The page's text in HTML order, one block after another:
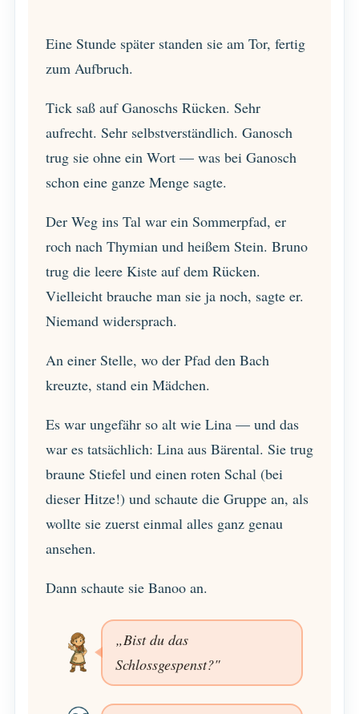
Eine Stunde später standen sie am Tor, fertig
zum Aufbruch.
Tick saß auf Ganoschs Rücken. Sehr
aufrecht. Sehr selbstverständlich. Ganosch
trug sie ohne ein Wort — was bei Ganosch
schon eine ganze Menge sagte.
Der Weg ins Tal war ein Sommerpfad, er
roch nach Thymian und heißem Stein. Bruno
trug die leere Kiste auf dem Rücken.
Vielleicht brauche man sie ja noch, sagte er.
Niemand widersprach.
An einer Stelle, wo der Pfad den Bach
kreuzte, stand ein Mädchen.
Es war ungefähr so alt wie Lina — und das
war es tatsächlich: Lina aus Bärental. Sie trug
braune Stiefel und einen roten Schal (bei
dieser Hitze!) und schaute die Gruppe an, als
wollte sie zuerst einmal alles ganz genau
ansehen.
Dann schaute sie Banoo an.
„Bist du das
Schlossgespenst?"